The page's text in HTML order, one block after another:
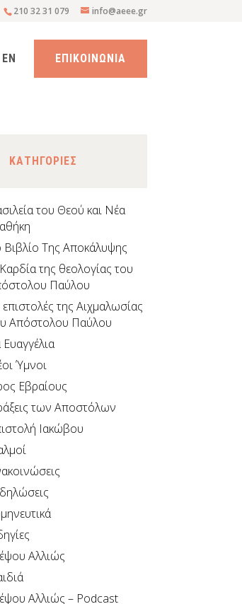
210 32 31 079 info@aeee.gr
EN ΕΠΙΚΟΙΝΩΝΙΑ
KΑΤΗΓΟΡΙΕΣ
του Θεού και Νέα
Βιβλίο Της Αποκάλυψης
της θεολογίας του
Παύλου
επιστολές της Αιχμαλωσίας
Απόστολου Παύλου
Ύμνοι
Εβραίους
των Αποστόλων
Ιακώβου
Αλλιώς
Αλλιώς – Podcast